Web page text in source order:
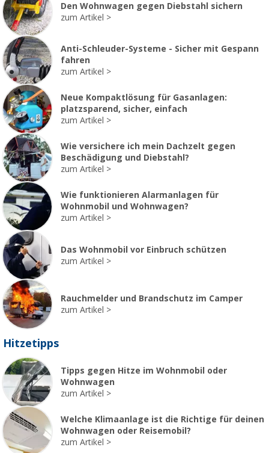
Den Wohnwagen gegen Diebstahl sichern
zum Artikel
Anti-Schleuder-Systeme - Sicher mit Gespann
fahren
zum Artikel
Neue Kompaktlösung für Gasanlagen:
platzsparend, sicher, einfach
zum Artikel
Wie versichere ich mein Dachzelt gegen
Beschädigung und Diebstahl?
zum Artikel
Wie funktionieren Alarmanlagen für
Wohnmobil und Wohnwagen?
zum Artikel
Das Wohnmobil vor Einbruch schützen
zum Artikel
Rauchmelder und Brandschutz im Camper
zum Artikel
Hitzetipps
Tipps gegen Hitze im Wohnmobil oder
Wohnwagen
zum Artikel
Welche Klimaanlage ist die Richtige für deinen
Wohnwagen oder Reisemobil?
zum Artikel